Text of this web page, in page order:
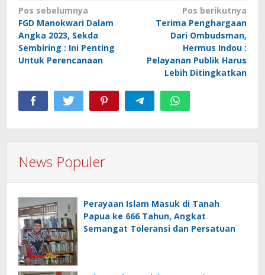
Navigasi
pos
Pos sebelumnya
FGD Manokwari Dalam
Angka 2023, Sekda
Sembiring : Ini Penting
Untuk Perencanaan
Pos berikutnya
Terima Penghargaan
Dari Ombudsman,
Hermus Indou :
Pelayanan Publik Harus
Lebih Ditingkatkan
News Populer
Perayaan Islam Masuk di Tanah
Papua ke 666 Tahun, Angkat
Semangat Toleransi dan Persatuan